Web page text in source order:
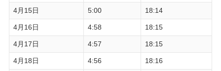
4月15日 5:00 18:14
4月16日 4:58 18:15
4月17日 4:57 18:15
4月18日 4:56 18:16